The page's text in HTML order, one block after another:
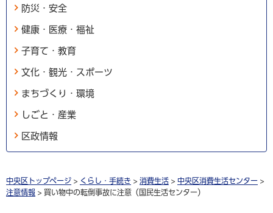
防災・安全
健康・医療・福祉
子育て・教育
文化・観光・スポーツ
まちづくり・環境
しごと・産業
区政情報
中央区トップページ > くらし・手続き > 消費生活 > 中央区消費生活センター >
注意情報 > 買い物中の転倒事故に注意（国民生活センター）